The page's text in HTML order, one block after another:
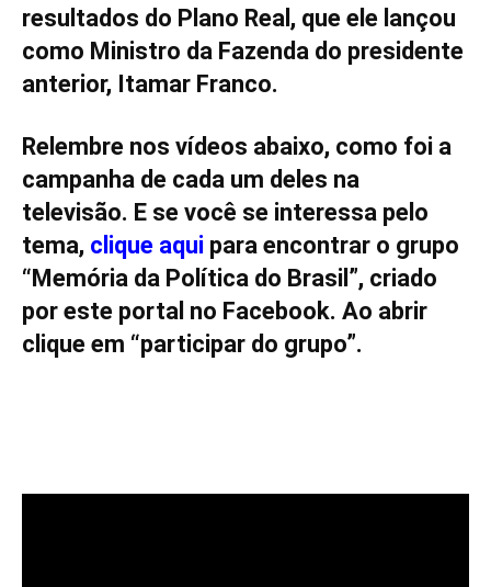
resultados do Plano Real, que ele lançou
como Ministro da Fazenda do presidente
anterior, Itamar Franco.
Relembre nos vídeos abaixo, como foi a
campanha de cada um deles na
televisão. E se você se interessa pelo
tema, clique aqui para encontrar o grupo
“Memória da Política do Brasil”, criado
por este portal no Facebook. Ao abrir
clique em “participar do grupo”.